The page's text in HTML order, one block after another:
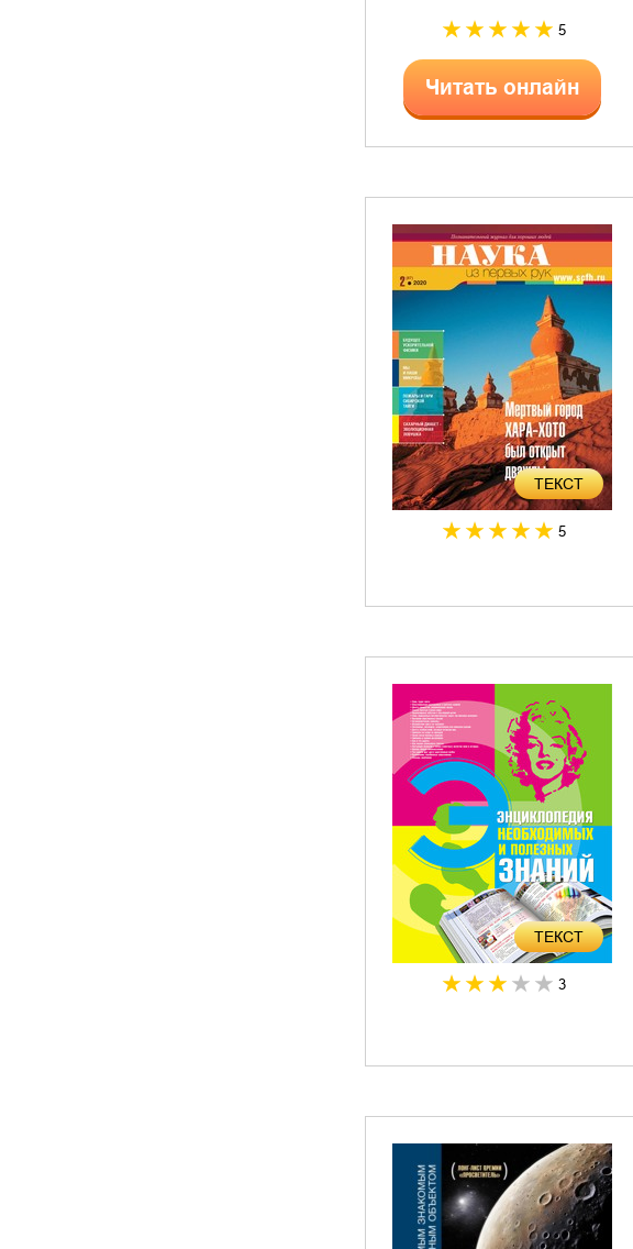
5
Читать онлайн
ТЕКСТ
5
ТЕКСТ
3